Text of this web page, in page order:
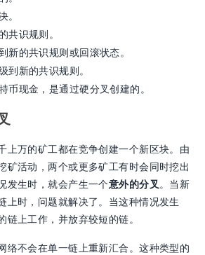
。
共识规则。
新的共识规则或回滚状态。
到新的共识规则。
币现金，是通过硬分叉创建的。
上万的矿工都在竞争创建一个新区块。由
矿活动，两个或更多矿工有时会同时挖出
发生时，就会产生一个意外的分叉 。当新
上时，问题就解决了。当这种情况发生
链上工作，并放弃较短的链。
络不会在单一链上重新汇合。这种类型的